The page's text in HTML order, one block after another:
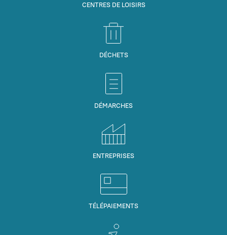
CENTRES DE LOISIRS
DÉCHETS
DÉMARCHES
ENTREPRISES
TÉLÉPAIEMENTS